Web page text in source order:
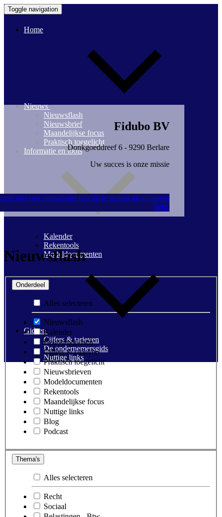
Toggle navigation
Home
Nieuws
Nieuwsflash
Nieuwsbrief
Maandelijkse focus
Praktisch toegelicht
Informatie en tools
Kalender
Rekentools
Modeldocumenten
Gidsen
Cijfers & tarieven
De ondernemersgids
Nuttige links
Fidubo BV
Donkgoeddreef 6 - 9290 Berlare
Uw succes is onze missie
niet om contact met ons op te nemen als u vragen
hebt.
Nieuwsflash
Onderdeel
Alles selecteren
Nieuwsflash
Kalender
Belastinggidsen
Cijfers & tarieven
Praktisch toegelicht
Nieuwsbrieven
Modeldocumenten
Rekentools
Maandelijkse focus
Nuttige links
Blog
Podcast
Thema's
Alles selecteren
Recht
Sociaal